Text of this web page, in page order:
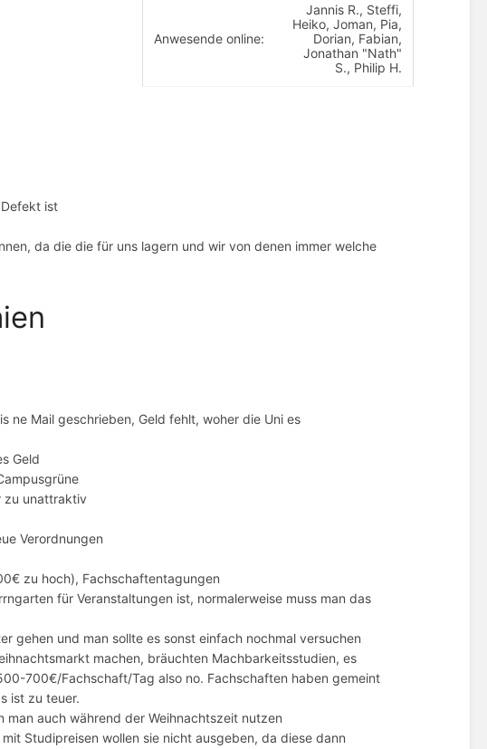
Anwesende online:
Jannis R., Steffi,
Heiko, Joman, Pia,
Dorian, Fabian,
Jonathan "Nath"
S., Philip H.
ist
da die die für uns lagern und wir von denen immer welche
ne Mail geschrieben, Geld fehlt, woher die Uni es
Geld
zu unattraktiv
Verordnungen
zu hoch), Fachschaftentagungen
für Veranstaltungen ist, normalerweise muss man das
gehen und man sollte es sonst einfach nochmal versuchen
machen, bräuchten Machbarkeitsstudien, es
700€/Fachschaft/Tag also no. Fachschaften haben gemeint
ist zu teuer.
auch während der Weihnachtszeit nutzen
Studipreisen wollen sie nicht ausgeben, da diese dann